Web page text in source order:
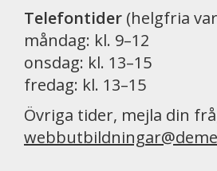
Telefontider (helgfria
måndag: kl. 9–12
onsdag: kl. 13–15
fredag: kl. 13–15
Övriga tider, mejla din